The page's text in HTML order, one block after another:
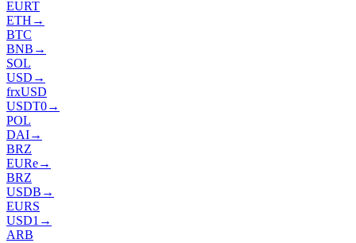
EURT
ETH →
BTC
BNB →
SOL
USD →
frxUSD
USDT0→
POL
DAI→
BRZ
EURe→
BRZ
USDB →
EURS
USD1 →
ARB